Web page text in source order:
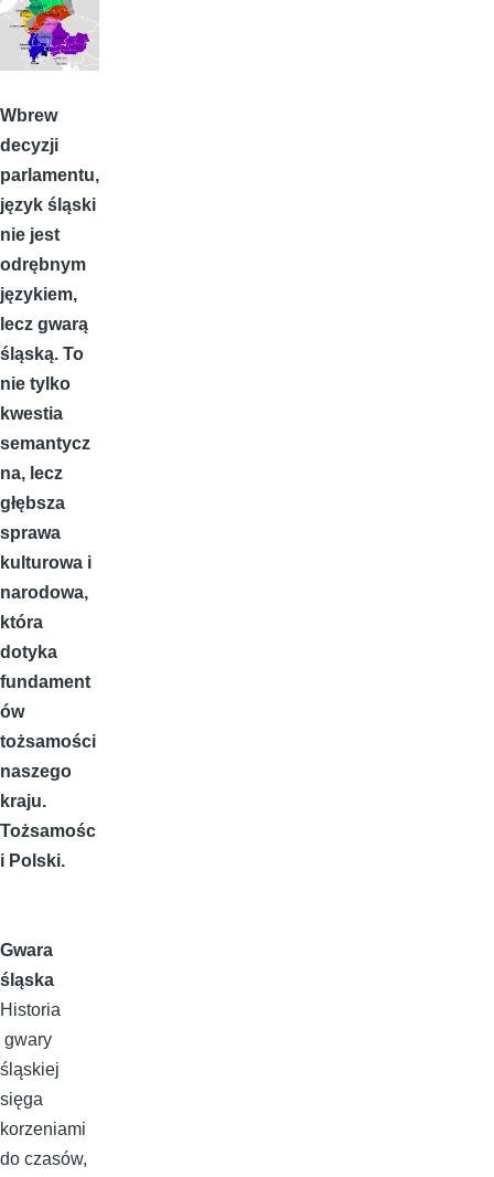
Wbrew
decyzji
parlamentu,
język śląski
nie jest
odrębnym
językiem,
lecz gwarą
śląską. To
nie tylko
kwestia
semantycz
na, lecz
głębsza
sprawa
kulturowa i
narodowa,
która
dotyka
fundament
ów
tożsamości
naszego
kraju.
Tożsamośc
i Polski.
Gwara
śląska
Historia
gwary
śląskiej
sięga
korzeniami
do czasów,